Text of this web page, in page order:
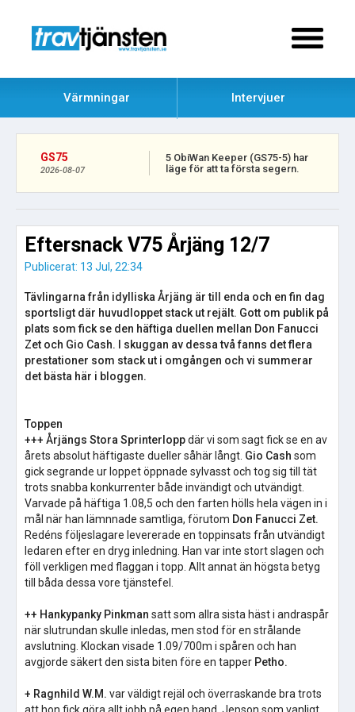
Värmningar Intervjuer
GS75
2026-08-07
5 ObiWan Keeper (GS75-5) har
läge för att ta första segern.
Eftersnack V75 Årjäng 12/7
Publicerat: 13 Jul, 22:34
Tävlingarna från idylliska Årjäng är till enda och en fin dag
sportsligt där huvudloppet stack ut rejält. Gott om publik på
plats som fick se den häftiga duellen mellan Don Fanucci
Zet och Gio Cash. I skuggan av dessa två fanns det flera
prestationer som stack ut i omgången och vi summerar
det bästa här i bloggen.
Toppen
+++ Årjängs Stora Sprinterloppdär vi som sagt fick se en av
årets absolut häftigaste dueller såhär långt. Gio Cash som
gick segrande ur loppet öppnade sylvasst och tog sig till tät
trots snabba konkurrenter både invändigt och utvändigt.
Varvade på häftiga 1.08,5 och den farten hölls hela vägen in i
mål när han lämnnade samtliga, förutom Don Fanucci Zet.
Redéns följeslagare levererade en toppinsats från utvändigt
ledaren efter en dryg inledning. Han var inte stort slagen och
föll verkligen med flaggan i topp. Allt annat än högsta betyg
till båda dessa vore tjänstefel.
++ Hankypanky Pinkman satt som allra sista häst i andraspår
när slutrundan skulle inledas, men stod för en strålande
avslutning. Klockan visade 1.09/700m i spåren och han
avgjorde säkert den sista biten före en tapper Petho.
+ Ragnhild W.M. var väldigt rejäl och överraskande bra trots